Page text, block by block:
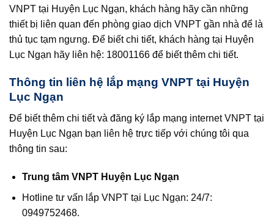
VNPT tại Huyện Lục Ngạn, khách hàng hãy cần những
thiết bị liên quan đến phòng giao dịch VNPT gần nhà để là
thủ tục tạm ngưng. Để biết chi tiết, khách hàng tại Huyện
Lục Ngạn hãy liên hệ: 18001166 để biết thêm chi tiết.
Thông tin liên hệ lắp mạng VNPT tại Huyện
Lục Ngạn
Để biết thêm chi tiết và đăng ký lắp mạng internet VNPT tại
Huyện Lục Ngạn bạn liên hệ trực tiếp với chúng tôi qua
thông tin sau:
Trung tâm VNPT Huyện Lục Ngạn
Hotline tư vấn lắp VNPT tại Lục Ngạn: 24/7:
0949752468.